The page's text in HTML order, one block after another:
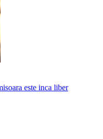
este inca liber